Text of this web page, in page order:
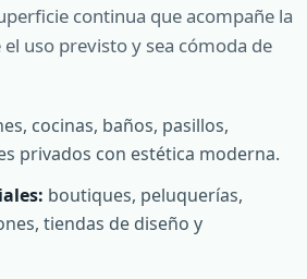
continua que acompañe la
uso previsto y sea cómoda de
cocinas, baños, pasillos,
privados con estética moderna.
boutiques, peluquerías,
tiendas de diseño y